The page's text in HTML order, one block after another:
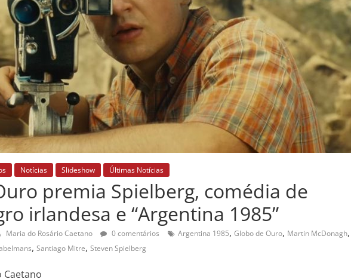
Notícias Slideshow Últimas Notícias
premia Spielberg, comédia de
irlandesa e “Argentina 1985”
Maria do Rosário Caetano 0 comentários Argentina 1985, Globo de Ouro, Martin McDonagh,
, Santiago Mitre, Steven Spielberg
Caetano